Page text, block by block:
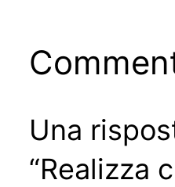
Una
“Realizza